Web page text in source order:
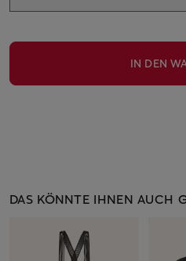
IN DEN
DAS KÖNNTE IHNEN AUCH